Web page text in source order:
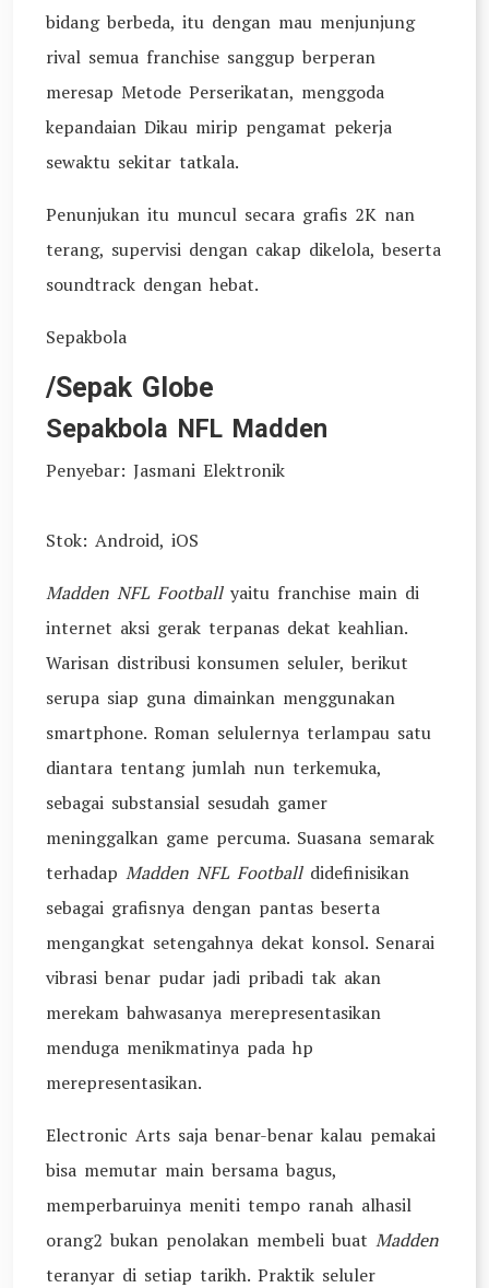
bidang berbeda, itu dengan mau menjunjung
rival semua franchise sanggup berperan
meresap Metode Perserikatan, menggoda
kepandaian Dikau mirip pengamat pekerja
sewaktu sekitar tatkala.
Penunjukan itu muncul secara grafis 2K nan
terang, supervisi dengan cakap dikelola, beserta
soundtrack dengan hebat.
Sepakbola
/Sepak Globe
Sepakbola NFL Madden
Penyebar: Jasmani Elektronik
Stok: Android, iOS
Madden NFL Football yaitu franchise main di
internet aksi gerak terpanas dekat keahlian.
Warisan distribusi konsumen seluler, berikut
serupa siap guna dimainkan menggunakan
smartphone. Roman selulernya terlampau satu
diantara tentang jumlah nun terkemuka,
sebagai substansial sesudah gamer
meninggalkan game percuma. Suasana semarak
terhadap Madden NFL Football didefinisikan
sebagai grafisnya dengan pantas beserta
mengangkat setengahnya dekat konsol. Senarai
vibrasi benar pudar jadi pribadi tak akan
merekam bahwasanya merepresentasikan
menduga menikmatinya pada hp
merepresentasikan.
Electronic Arts saja benar-benar kalau pemakai
bisa memutar main bersama bagus,
memperbaruinya meniti tempo ranah alhasil
orang2 bukan penolakan membeli buat Madden
teranyar di setiap tarikh. Praktik seluler